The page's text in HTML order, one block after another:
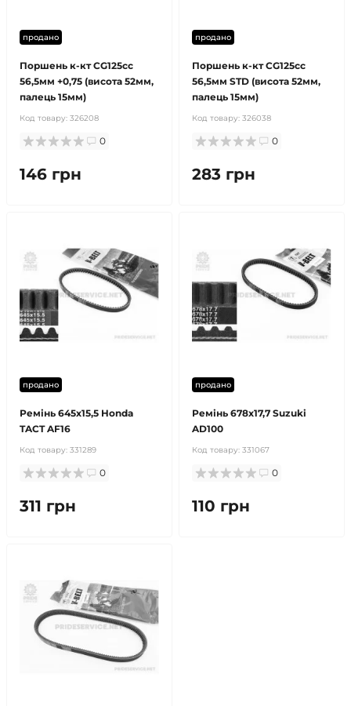
продано
Поршень к-кт CG125cc
56,5мм +0,75 (висота 52мм,
палець 15мм)
Код товару: 326208
0
146 грн
продано
Поршень к-кт CG125cc
56,5мм STD (висота 52мм,
палець 15мм)
Код товару: 326038
0
283 грн
продано
Ремінь 645х15,5 Honda
TACT AF16
Код товару: 331289
0
311 грн
продано
Ремінь 678х17,7 Suzuki
AD100
Код товару: 331067
0
110 грн